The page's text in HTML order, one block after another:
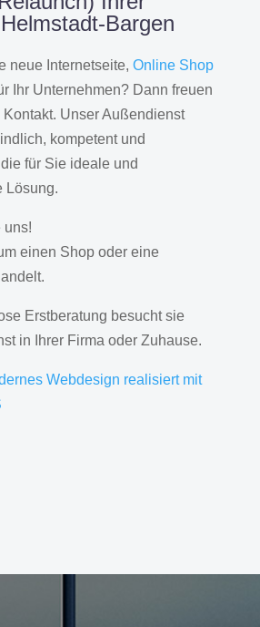
Bargen
neue Internetseite, Online Shop
Ihr Unternehmen? Dann freuen
Unser Außendienst
kompetent und
für Sie ideale und
Lösung.
uns!
einen Shop oder eine
Erstberatung besucht sie
in Ihrer Firma oder Zuhause.
Webdesign realisiert mit